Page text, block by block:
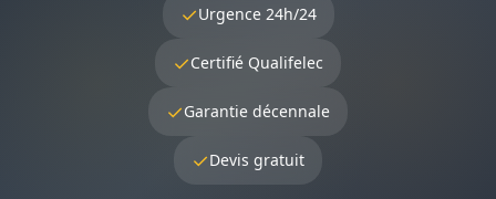
✓Urgence 24h/24
✓Certifié Qualifelec
✓Garantie décennale
✓Devis gratuit